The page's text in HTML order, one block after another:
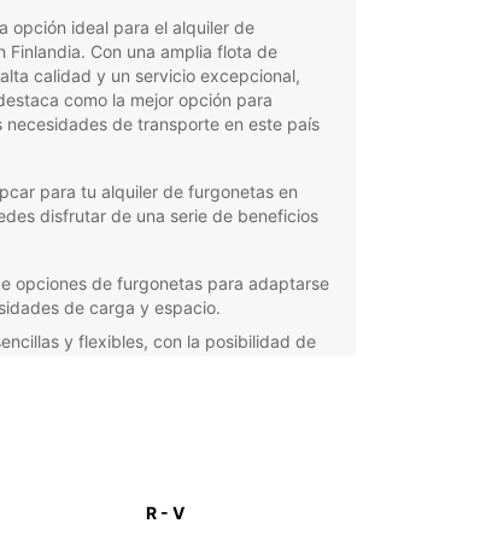
opción ideal para el alquiler de
Finlandia. Con una amplia flota de
calidad y un servicio excepcional,
como la mejor opción para
necesidades de transporte en este país
para tu alquiler de furgonetas en
disfrutar de una serie de beneficios
opciones de furgonetas para adaptarse
de carga y espacio.
y flexibles, con la posibilidad de
cliente de primer nivel, con personal
R - V